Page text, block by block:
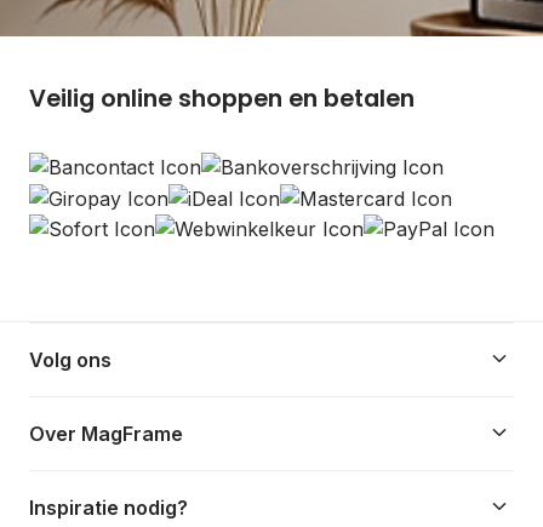
Veilig online shoppen en betalen
Volg ons keyboard_arrow_down
Over MagFrame keyboard_arrow_down
Inspiratie nodig? keyboard_arrow_down